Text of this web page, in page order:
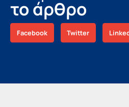
το άρθρο
Facebook Twitter